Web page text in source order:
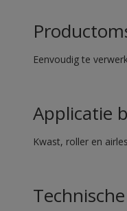
Eenvoudig te
Applicatie
Kwast, roller en